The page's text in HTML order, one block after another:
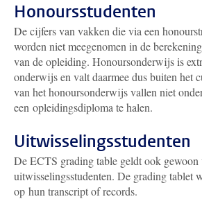
Honoursstudenten
De cijfers van vakken die via een
worden niet meegenomen in de
van de opleiding. Honoursonderwijs is
onderwijs en valt daarmee dus buiten het
van het honoursonderwijs vallen niet
een opleidingsdiploma te halen.
Uitwisselingsstudenten
De ECTS grading table geldt ook gewoon
uitwisselingsstudenten. De grading tablet
op hun transcript of records.